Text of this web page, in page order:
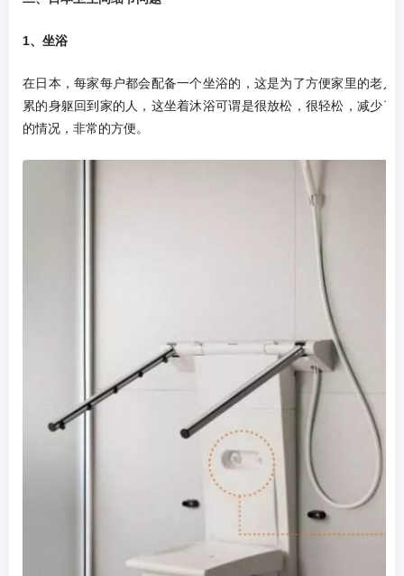
1、坐浴
在日本，每家每户都会配备一个坐浴的，这是为了方便家里的老人
累的身躯回到家的人，这坐着沐浴可谓是很放松，很轻松，减少了
的情况，非常的方便。